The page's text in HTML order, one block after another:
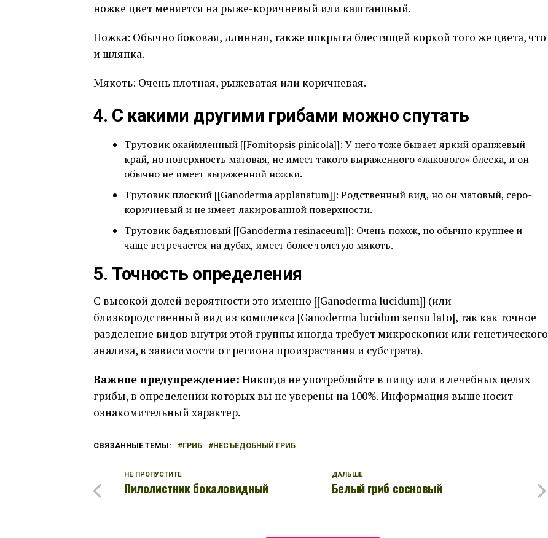
ножке цвет меняется на рыже-коричневый или каштановый.
Ножка: Обычно боковая, длинная, также покрыта блестящей коркой того же цвета, что
и шляпка.
Мякоть: Очень плотная, рыжеватая или коричневая.
4. С какими другими грибами можно спутать
Трутовик окаймленный [[Fomitopsis pinicola]]: У него тоже бывает яркий оранжевый
край, но поверхность матовая, не имеет такого выраженного «лакового» блеска, и он
обычно не имеет выраженной ножки.
Трутовик плоский [[Ganoderma applanatum]]: Родственный вид, но он матовый, серо-
коричневый и не имеет лакированной поверхности.
Трутовик бадьяновый [[Ganoderma resinaceum]]: Очень похож, но обычно крупнее и
чаще встречается на дубах, имеет более толстую мякоть.
5. Точность определения
С высокой долей вероятности это именно [[Ganoderma lucidum]] (или
близкородственный вид из комплекса [Ganoderma lucidum sensu lato], так как точное
разделение видов внутри этой группы иногда требует микроскопии или генетического
анализа, в зависимости от региона произрастания и субстрата).
Важное предупреждение: Никогда не употребляйте в пищу или в лечебных целях
грибы, в определении которых вы не уверены на 100%. Информация выше носит
ознакомительный характер.
СВЯЗАННЫЕ ТЕМЫ: ГРИБ НЕСЪЕДОБНЫЙ ГРИБ
ДАЛЬШЕ
Белый гриб сосновый
НЕ ПРОПУСТИТЕ
Пилолистник бокаловидный